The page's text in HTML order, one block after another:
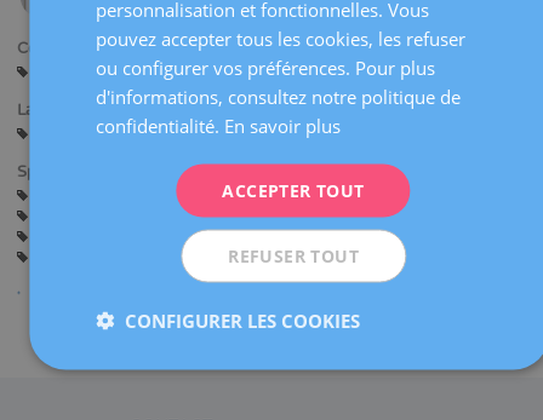
Centres:
Barcelone
Langues:
Espagnol
Catalan Basque Anglais
Spécialités:
Assistance avant la Grossesse
Grossesse et Accouchement
Gynécologie Générale
Gynécologie Oncologique (Cancer gynécologique et du sein)
Mastologie (Pathologie mammaire bénigne)
personnalisation et fonctionnelles. Vous
pouvez accepter tous les cookies, les refuser
ou configurer vos préférences. Pour plus
d'informations, consultez notre politique de
confidentialité. En savoir plus
ACCEPTER TOUT
REFUSER TOUT
CONFIGURER LES COOKIES